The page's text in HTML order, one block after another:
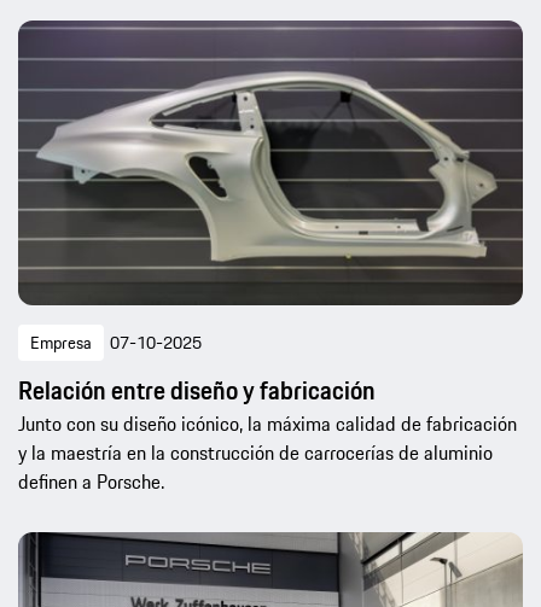
Empresa 07-10-2025
Relación entre diseño y fabricación
Junto con su diseño icónico, la máxima calidad de fabricación
y la maestría en la construcción de carrocerías de aluminio
definen a Porsche.